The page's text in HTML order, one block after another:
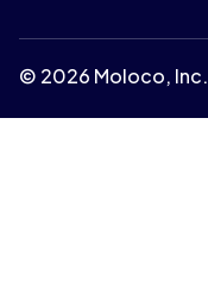
© 2026 Moloco, Inc.